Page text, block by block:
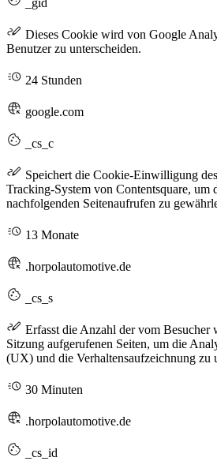
Dieses Cookie wird von Google
Benutzer zu unterscheiden.
24 Stunden
google.com
_cs_c
Speichert die Cookie-Einwilligung
Tracking-System von Contentsquare, um
nachfolgenden Seitenaufrufen zu
13 Monate
.horpolautomotive.de
_cs_s
Erfasst die Anzahl der vom Besucher
Sitzung aufgerufenen Seiten, um die
(UX) und die Verhaltensaufzeichnung zu
30 Minuten
.horpolautomotive.de
_cs_id